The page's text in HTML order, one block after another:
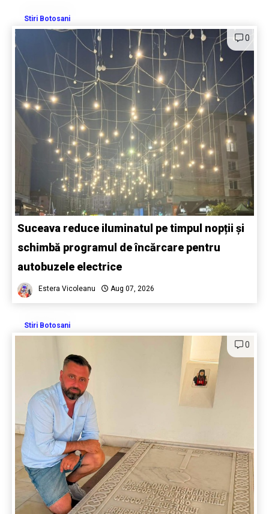
Stiri Botosani
0
Suceava reduce iluminatul pe timpul nopții și
schimbă programul de încărcare pentru
autobuzele electrice
Estera Vicoleanu Aug 07, 2026
Stiri Botosani
0